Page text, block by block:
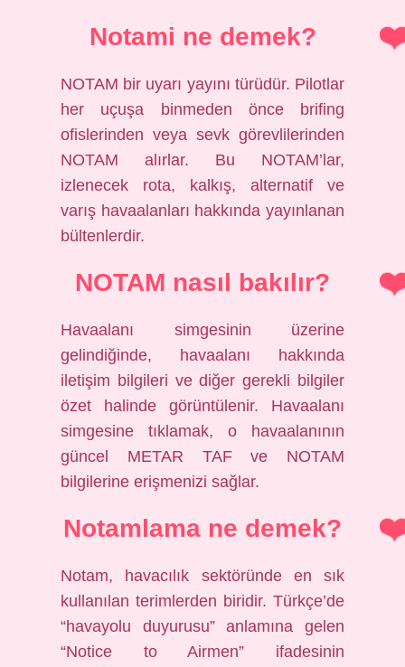
Notami ne demek?
NOTAM bir uyarı yayını türüdür. Pilotlar
her uçuşa binmeden önce brifing
ofislerinden veya sevk görevlilerinden
NOTAM alırlar. Bu NOTAM’lar,
izlenecek rota, kalkış, alternatif ve
varış havaalanları hakkında yayınlanan
bültenlerdir.
NOTAM nasıl bakılır?
Havaalanı simgesinin üzerine
gelindiğinde, havaalanı hakkında
iletişim bilgileri ve diğer gerekli bilgiler
özet halinde görüntülenir. Havaalanı
simgesine tıklamak, o havaalanının
güncel METAR TAF ve NOTAM
bilgilerine erişmenizi sağlar.
Notamlama ne demek?
Notam, havacılık sektöründe en sık
kullanılan terimlerden biridir. Türkçe’de
“havayolu duyurusu” anlamına gelen
“Notice to Airmen” ifadesinin